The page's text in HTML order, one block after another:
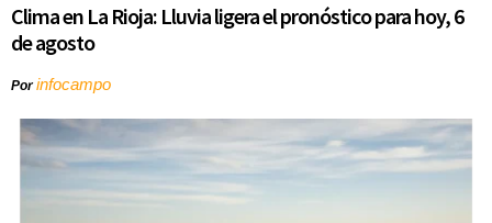
Clima en La Rioja: Lluvia ligera el pronóstico para hoy, 6
de agosto
Porinfocampo